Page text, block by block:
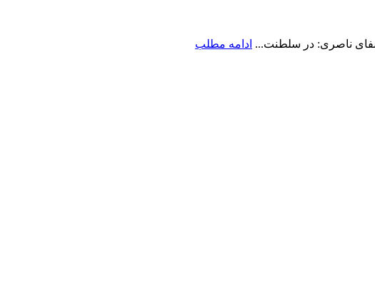
ناصری: در سلطنت... ادامه مطلب